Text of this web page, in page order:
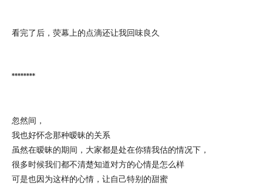
看完了后，荧幕上的点滴还让我回味良久
********
忽然间，
我也好怀念那种暧昧的关系
虽然在暧昧的期间，大家都是处在你猜我估的情况下，
很多时候我们都不清楚知道对方的心情是怎么样
可是也因为这样的心情，让自己特别的甜蜜